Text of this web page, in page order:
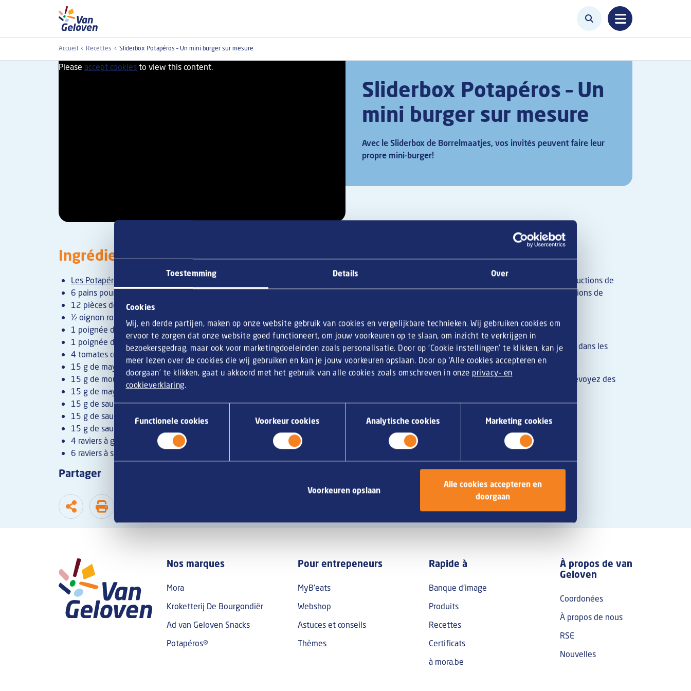
Toestemming Details Over
Cookies
Wij, en derde partijen, maken op onze website gebruik van cookies en vergelijkbare technieken. Wij gebruiken cookies om
ervoor te zorgen dat onze website goed functioneert, om jouw voorkeuren op te slaan, om inzicht te verkrijgen in
bezoekersgedrag, maar ook voor marketingdoeleinden zoals personalisatie. Door op ‘Cookie instellingen’ te klikken, kan je
meer lezen over de cookies die wij gebruiken en kan je jouw voorkeuren opslaan. Door op ‘Alle cookies accepteren en
doorgaan’ te klikken, gaat u akkoord met het gebruik van alle cookies zoals omschreven in onze privacy- en
cookieverklaring.
Toestemmingsselectie
Functionele cookies
Voorkeur cookies Analytische cookies Marketing cookies
Voorkeuren opslaan
Alle cookies accepteren en
doorgaan
Aller au contenu principal
Accueil Recettes Sliderbox Potapéros – Un mini burger sur mesure
Please accept cookiesto view this content.
Sliderbox Potapéros – Un
mini burger sur mesure
Avec le Sliderbox de Borrelmaatjes, vos invités peuvent faire leur
propre mini-burger!
Ingrédients
Les Potapéros®
6 pains pour miniburgers
12 pièces de Potapéros
½ oignon rouge émincé
1 poignée de fanes de betteraves
1 poignée de roquette
4 tomates cocktail en grappe
15 g de mayonnaise au curry
15 g de moutarde
15 g de mayonnaise
15 g de sauce saté
15 g de sauce chili
15 g de sauce curry
4 raviers à glace en carton
6 raviers à sauce en carton
Préparation
Faites cuire les pains pour miniburgers en suivant les instructions de
l’emballage. Préparez les Potapéros en suivant les instructions de
Coupez les pains pour miniburgers en deux.
Disposez les crudités dans les raviers à glace et les sauces dans les
raviers à sauce.
Déposez tous les ingrédients sur un plateau apéritif et prévoyez des
Partager
Footer Top Frans
Nos marques
Mora
Kroketterij De Bourgondiër
Ad van Geloven Snacks
Potapéros®
Pour entrepeneurs
MyB'eats
Webshop
Astuces et conseils
Thèmes
Rapide à
Banque d'image
Produits
Recettes
Certificats
à mora.be
À propos de van
Geloven
Coordonées
À propos de nous
RSE
Nouvelles